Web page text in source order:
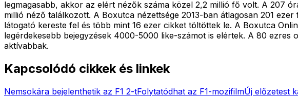
legmagasabb, akkor az elért nézők száma közel 2,2 millió fő volt. A 207
millió néző találkozott. A Boxutca nézettsége 2013-ban átlagosan 201
látogató kereste fel és több mint 16 ezer cikket töltöttek le. A Boxutca
legérdekesebb bejegyzések 4000-5000 like-számot is elértek. A 80
aktívabbak.
Kapcsolódó cikkek és linkek
Nemsokára bejelenthetik az F1 2-tFolytatódhat az F1-mozifilmÚj előzetest